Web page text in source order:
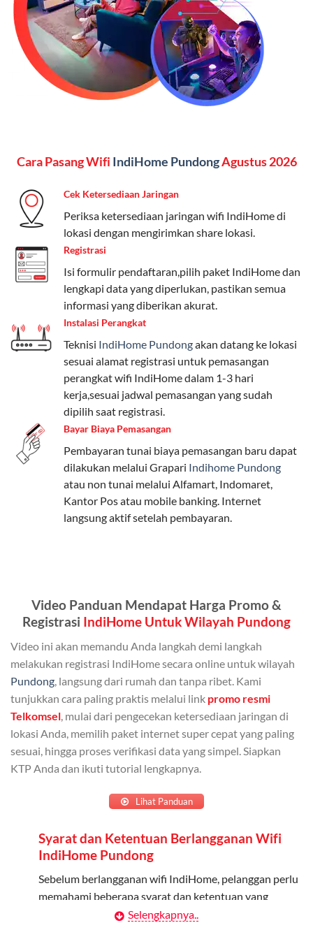
Kelebihan:Paket lengkap untuk pengguna yang
menginginkan internet, komunikasi, dan hiburan
(streaming & TV) dalam satu paket.
Paket Dynamic IP
keluarga, nelpon & SMS semua operator, dan akses
Kelebihan:
Cocok untuk pengguna yang membutuhkan
koneksi internet cepat dan stabil dengan fleksibilitas
kuota. Pilihan harga bervariasi sesuai kebutuhan.
Telkomsel One menyediakan pilihan paket yang
beragam, mulai dari paket hemat hingga premium.
Pengguna bisa memilih sesuai kebutuhan, baik untuk
internet, komunikasi, atau hiburan.
Paket Easy cocok untuk kebutuhan dasar, Paket
Complete untuk yang menginginkan fitur lengkap,
dan Paket Dynamic IP untuk pengguna yang
memprioritaskan kecepatan internet tinggi.
Paket Telkomsel One dengan Kuota Keluarga
Salah satu fitur unggulan Telkomsel One adalah Paket
Kuota Keluarga. Dengan kuota hingga 30 GB, Anda
bisa membagikan internet kepada anggota keluarga
atau teman tanpa perlu khawatir kehabisan kuota.
Admin (pelanggan utama) dan anggota yang terdaftar.
Admin dapat mendaftarkan hingga 5 anggota
keluarga atau teman untuk menggunakan kuota ini.
Berlaku Nasional
Kuota keluarga bisa digunakan di seluruh Indonesia
untuk jaringan 2G, 3G, dan 4G.
Kuota ini hanya bisa digunakan di dalam negeri.
Cara Menggunakan Kuota Keluarga
Daftarkan Anggota: Admin dapat mendaftarkan anggota
melalui aplikasi MyTelkomsel atau website Telkomsel One.
Bagikan Kuota: Setelah terdaftar, anggota bisa langsung
Cara Pasang Wifi IndiHome PundongAgustus 2026
Cek Ketersediaan Jaringan
Periksa ketersediaan jaringan wifi IndiHome di
lokasi dengan mengirimkan share lokasi.
Registrasi
Isi formulir pendaftaran,pilih paket IndiHome dan
lengkapi data yang diperlukan, pastikan semua
informasi yang diberikan akurat.
Instalasi Perangkat
Teknisi IndiHome Pundongakan datang ke lokasi
sesuai alamat registrasi untuk pemasangan
perangkat wifi IndiHome dalam 1-3 hari
kerja,sesuai jadwal pemasangan yang sudah
dipilih saat registrasi.
Bayar Biaya Pemasangan
Pembayaran tunai biaya pemasangan baru dapat
dilakukan melalui Grapari Indihome Pundong
atau non tunai melalui Alfamart, Indomaret,
Kantor Pos atau mobile banking. Internet
langsung aktif setelah pembayaran.
Video Panduan Mendapat Harga Promo &
Registrasi IndiHome Untuk Wilayah Pundong
Video ini akan memandu Anda langkah demi langkah
melakukan registrasi IndiHome secara online untuk wilayah
Pundong , langsung dari rumah dan tanpa ribet. Kami
tunjukkan cara paling praktis melalui link promo resmi
Telkomsel , mulai dari pengecekan ketersediaan jaringan di
lokasi Anda, memilih paket internet super cepat yang paling
sesuai, hingga proses verifikasi data yang simpel. Siapkan
KTP Anda dan ikuti tutorial lengkapnya.
Lihat Panduan
Syarat dan Ketentuan Berlangganan Wifi
IndiHome Pundong
Sebelum berlangganan wifi IndiHome, pelanggan perlu
memahami beberapa syarat dan ketentuan yang
Selengkapnya..